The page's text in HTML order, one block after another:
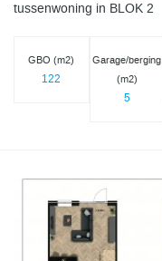
tussenwoning in BLOK 2
GBO (m2)
122
Garage/berging
(m2)
5